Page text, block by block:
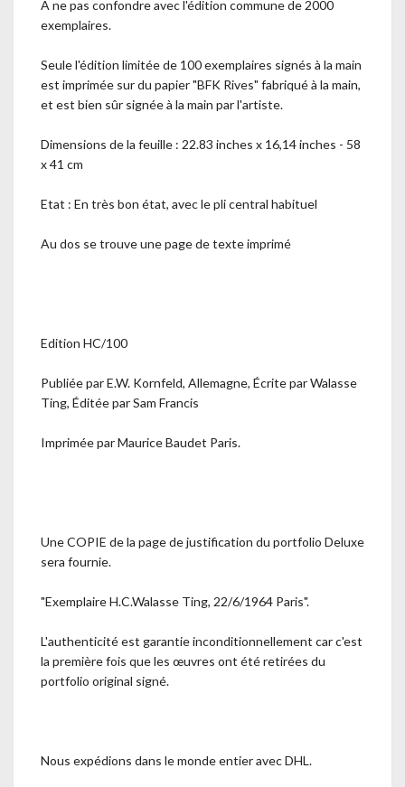
A ne pas confondre avec l'édition commune de 2000
exemplaires.
Seule l'édition limitée de 100 exemplaires signés à la main
est imprimée sur du papier "BFK Rives" fabriqué à la main,
et est bien sûr signée à la main par l'artiste.
Dimensions de la feuille : 22.83 inches x 16,14 inches - 58
x 41 cm
Etat : En très bon état, avec le pli central habituel
Au dos se trouve une page de texte imprimé
Edition HC/100
Publiée par E.W. Kornfeld, Allemagne, Écrite par Walasse
Ting, Éditée par Sam Francis
Imprimée par Maurice Baudet Paris.
Une COPIE de la page de justification du portfolio Deluxe
sera fournie.
"Exemplaire H.C.Walasse Ting, 22/6/1964 Paris".
L'authenticité est garantie inconditionnellement car c'est
la première fois que les œuvres ont été retirées du
portfolio original signé.
Nous expédions dans le monde entier avec DHL.